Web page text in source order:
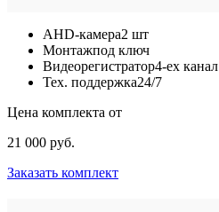
AHD-камера2 шт
Монтажпод ключ
Видеорегистратор4-ех канал
Тех. поддержка24/7
Цена комплекта от
21 000 руб.
Заказать комплект